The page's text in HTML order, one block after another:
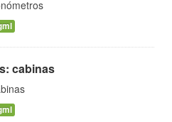
cabinas